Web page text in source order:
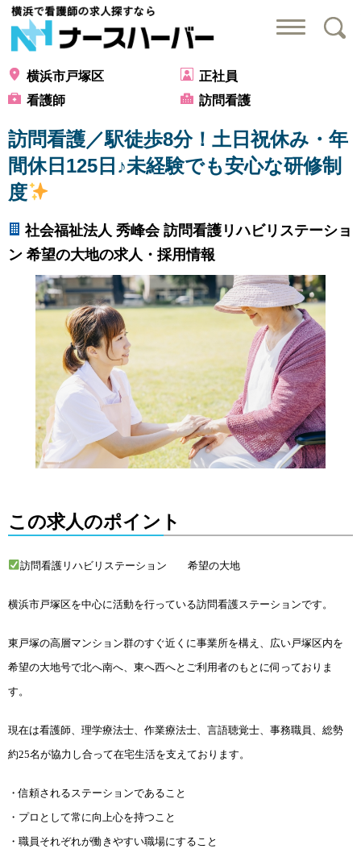
横浜市戸塚区
正社員
看護師
訪問看護
訪問看護／駅徒歩8分！土日祝休み・年
間休日125日♪未経験でも安心な研修制
度
社会福祉法人 秀峰会 訪問看護リハビリステーショ
ン 希望の大地の求人・採用情報
この求人のポイント
訪問看護リハビリステーション 希望の大地
横浜市戸塚区を中心に活動を行っている訪問看護ステーションです。
東戸塚の高層マンション群のすぐ近くに事業所を構え、広い戸塚区内を
希望の大地号で北へ南へ、東へ西へとご利用者のもとに伺っておりま
す。
現在は看護師、理学療法士、作業療法士、言語聴覚士、事務職員、総勢
約25名が協力し合って在宅生活を支えております。
・信頼されるステーションであること
・プロとして常に向上心を持つこと
・職員それぞれが働きやすい職場にすること